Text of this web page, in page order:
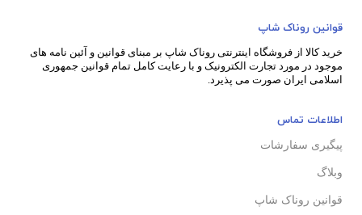
قوانین روناک شاپ
خرید کالا از فروشگاه اینترنتی روناک شاپ بر مبنای قوانین و آئین نامه های
موجود در مورد تجارت الکترونیک و با رعایتکامل تمام قوانین جمهوری
اسلامی ایران صورت می پذیرد.
اطلاعات تماس
پیگیری سفارشات
وبلاگ
قوانین روناک شاپ